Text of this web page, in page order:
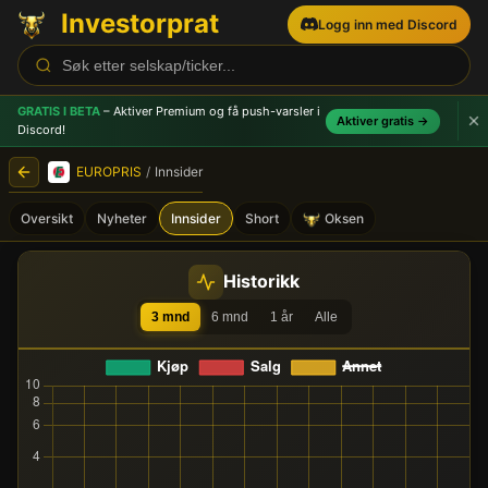
Investorprat Logg inn med Discord
GRATIS I BETA – Aktiver Premium og få push-varsler i
Discord!
Aktiver gratis →
EUROPRIS / Innsider
Oversikt Nyheter Innsider Short Oksen
EUROPRIS (EPR) -
Historikk
3 mnd 6 mnd 1 år Alle